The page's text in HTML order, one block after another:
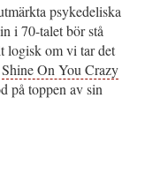
psykedeliska
i 70-talet bör stå
logisk om vi tar det
Shine On You Crazy
på toppen av sin